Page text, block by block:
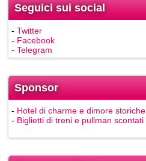
Seguici sui social
- Twitter
- Facebook
- Telegram
Sponsor
- Hotel di charme e dimore storiche
- Biglietti di treni e pullman scontati